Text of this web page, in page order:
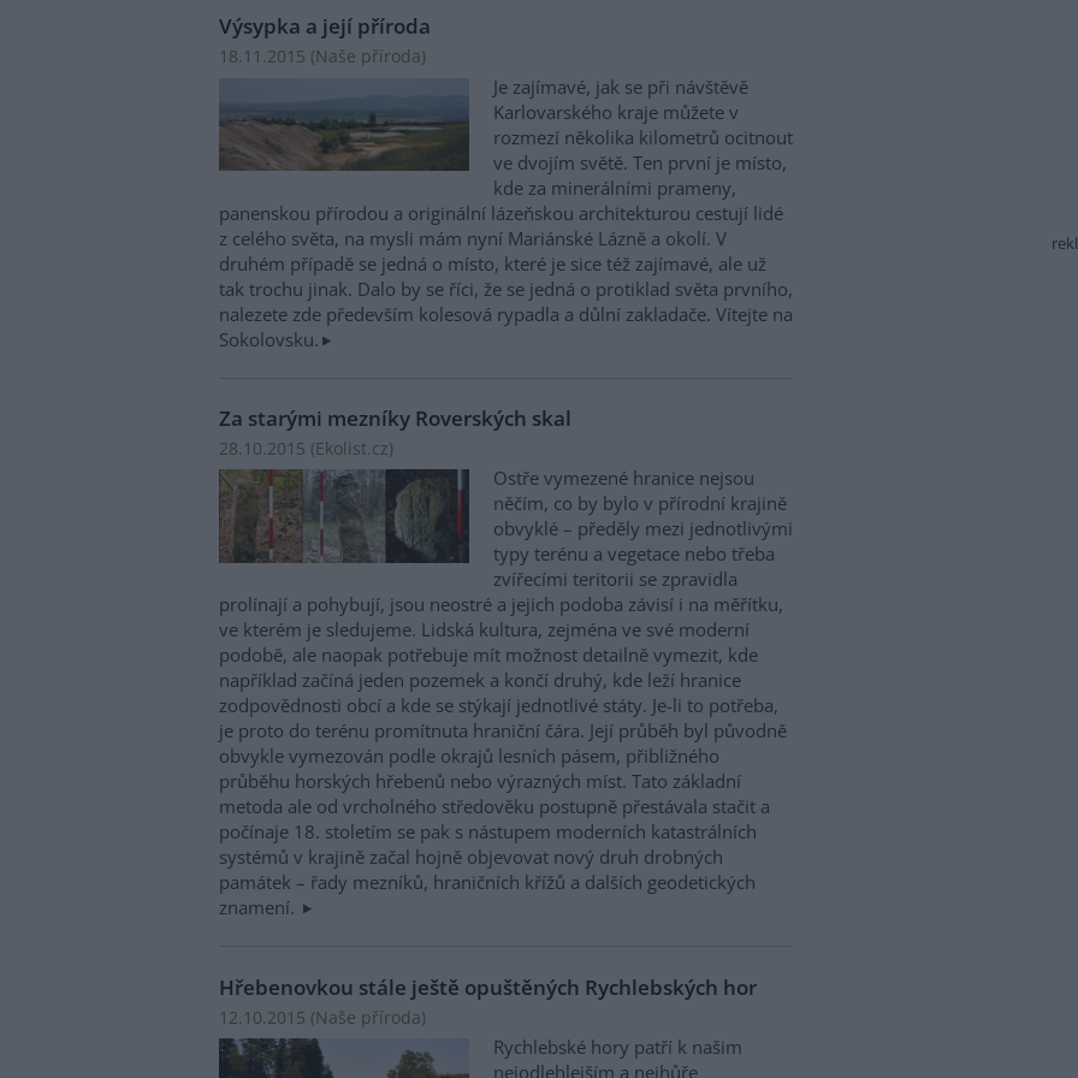
Výsypka a její příroda
18.11.2015 (Naše příroda)
Je zajímavé, jak se při návštěvě
Karlovarského kraje můžete v
rozmezí několika kilometrů ocitnout
ve dvojím světě. Ten první je místo,
kde za minerálními prameny,
panenskou přírodou a originální lázeňskou architekturou cestují lidé
z celého světa, na mysli mám nyní Mariánské Lázně a okolí. V
druhém případě se jedná o místo, které je sice též zajímavé, ale už
tak trochu jinak. Dalo by se říci, že se jedná o protiklad světa prvního,
nalezete zde především kolesová rypadla a důlní zakladače. Vítejte na
Sokolovsku.
Za starými mezníky Roverských skal
28.10.2015 (Ekolist.cz)
Ostře vymezené hranice nejsou
něčím, co by bylo v přírodní krajině
obvyklé – předěly mezi jednotlivými
typy terénu a vegetace nebo třeba
zvířecími teritorii se zpravidla
prolínají a pohybují, jsou neostré a jejich podoba závisí i na měřítku,
ve kterém je sledujeme. Lidská kultura, zejména ve své moderní
podobě, ale naopak potřebuje mít možnost detailně vymezit, kde
například začíná jeden pozemek a končí druhý, kde leží hranice
zodpovědnosti obcí a kde se stýkají jednotlivé státy. Je-li to potřeba,
je proto do terénu promítnuta hraniční čára. Její průběh byl původně
obvykle vymezován podle okrajů lesních pásem, přibližného
průběhu horských hřebenů nebo výrazných míst. Tato základní
metoda ale od vrcholného středověku postupně přestávala stačit a
počínaje 18. stoletím se pak s nástupem moderních katastrálních
systémů v krajině začal hojně objevovat nový druh drobných
památek – řady mezníků, hraničních křížů a dalších geodetických
znamení.
Hřebenovkou stále ještě opuštěných Rychlebských hor
12.10.2015 (Naše příroda)
Rychlebské hory patří k našim
nejodlehlejším a nejhůře